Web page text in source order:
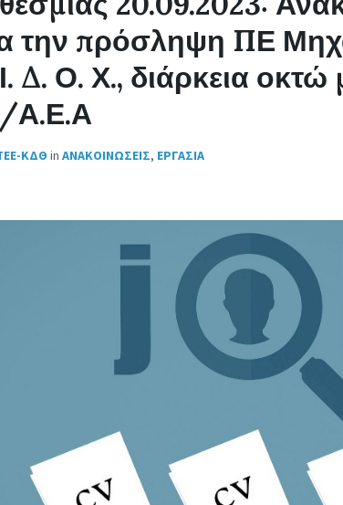
την πρόσληψη ΠΕ
Δ. Ο. Χ., διάρκεια
Α.Ε.Α
ΚΔΘ in ΑΝΑΚΟΙΝΩΣΕΙΣ, ΕΡΓΑΣΙΑ